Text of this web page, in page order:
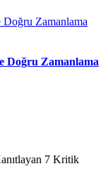
Doğru Zamanlama